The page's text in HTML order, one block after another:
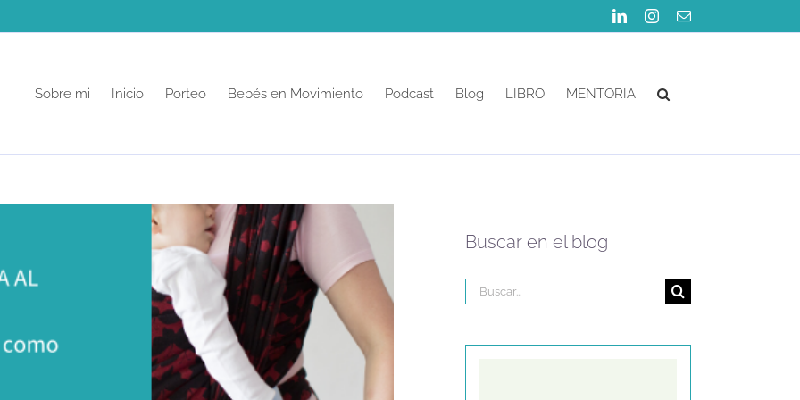
LinkedInInstagramCorreo
electrónico
Sobre mi Inicio Porteo Bebés en Movimiento Podcast Blog LIBRO MENTORIA
Buscar en el blog
Buscar: